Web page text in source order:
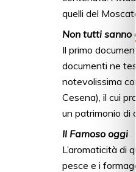
quelli del
Non tutti sanno
Il primo
documenti ne
notevolissima
Cesena), il cui
un patrimonio di
Il Famoso oggi
L’aromaticità di
pesce e i